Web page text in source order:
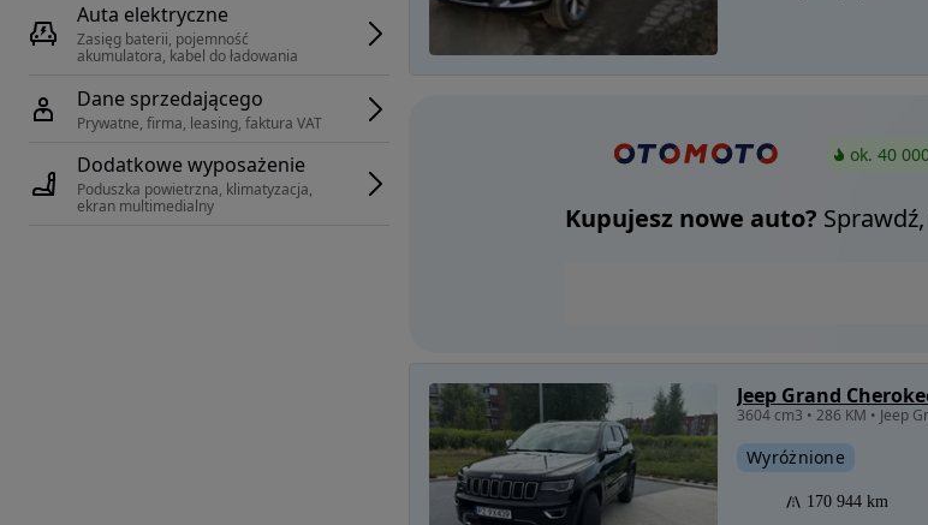
Auta elektryczne
Zasięg baterii, pojemność
akumulatora, kabel do ładowania
Dane sprzedającego
Prywatne, firma, leasing, faktura VAT
Dodatkowe wyposażenie
Poduszka powietrzna, klimatyzacja,
ekran multimedialny
ok. 40
Kupujesz nowe auto?
Jeep Grand
3604 cm3 • 286 KM • Jeep
Wyróżnione
170 944 km